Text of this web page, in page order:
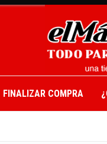
FINALIZAR COMPRA